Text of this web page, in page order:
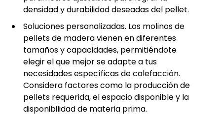
densidad y durabilidad deseadas del pellet.
Soluciones personalizadas. Los molinos de
pellets de madera vienen en diferentes
tamaños y capacidades, permitiéndote
elegir el que mejor se adapte a tus
necesidades específicas de calefacción.
Considera factores como la producción de
pellets requerida, el espacio disponible y la
disponibilidad de materia prima.